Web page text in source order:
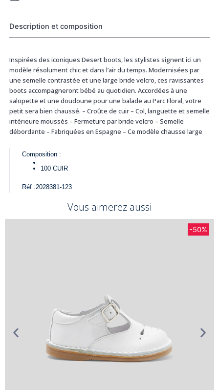
Description et composition
Inspirées des iconiques Desert boots, les stylistes signent ici un
modèle résolument chic et dans l’air du temps. Modernisées par
une semelle contrastée et une large bride velcro, ces ravissantes
boots accompagneront bébé au quotidien. Accordées à une
salopette et une doudoune pour une balade au Parc Floral, votre
petit sera bien chaussé. – Croûte de cuir – Col, languette et semelle
intérieure moussés – Fermeture par bride velcro – Semelle
débordante – Fabriquées en Espagne – Ce modèle chausse large
Composition :
100 CUIR
Réf :2028381-123
Vous aimerez aussi
-50%